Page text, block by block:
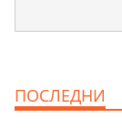
ПОСЛЕДНИ